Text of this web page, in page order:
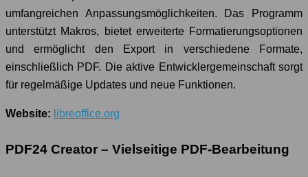
umfangreichen Anpassungsmöglichkeiten. Das Programm
unterstützt Makros, bietet erweiterte Formatierungsoptionen
und ermöglicht den Export in verschiedene Formate,
einschließlich PDF. Die aktive Entwicklergemeinschaft sorgt
für regelmäßige Updates und neue Funktionen.
Website: libreoffice.org
PDF24 Creator – Vielseitige PDF-Bearbeitung